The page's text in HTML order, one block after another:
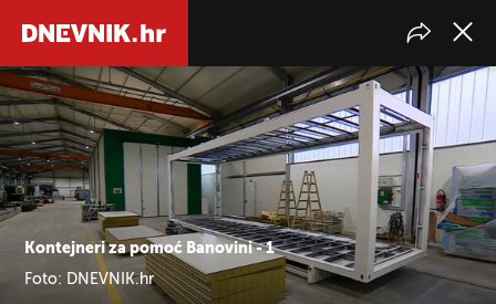
Kontejneri za pomoć Banovini - 1
Foto: DNEVNIK.hr